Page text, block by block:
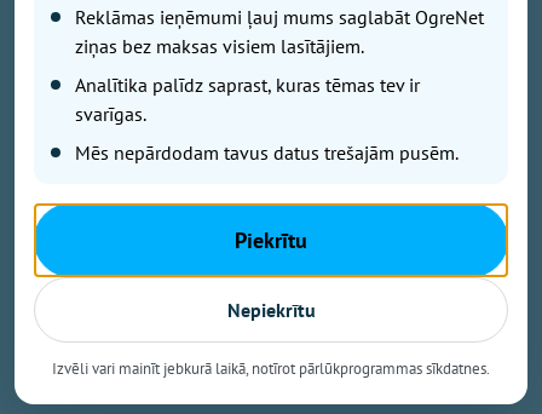
vietā starp Latvijas zaļākajiem pagastiem - šeit
bioloģiski tiek apsaimniekoti 73,4 % no visas
lauksaimniecībā izmantojamās zemes. Tas ir vairāk
nekā trīsarpus reizes virs valsts vidējā rādītāja un
vienīgais Ogres novada pagasts, kas iekļuvis
prestižajā BIO TOP 10 sarakstā pēc bioloģiski
īpatsvara. Šāds sasniegums apliecina, ka Mazozolu
pusē bioloģiskā saimniekošana kļuvusi par
dominējošo lauksaimniecības praksi – gandrīz trīs
ceturtdaļās lauku netiek izmantoti minerālmēsli un
sintētiskie pesticīdi, kas nāk par labu gan videi, gan
Reklāmas ieņēmumi ļauj mums saglabāt OgreNet
ziņas bez maksas visiem lasītājiem.
Analītika palīdz saprast, kuras tēmas tev ir
svarīgas.
Mēs nepārdodam tavus datus trešajām pusēm.
Piekrītu
Nepiekrītu
Izvēli vari mainīt jebkurā laikā, notīrot pārlūkprogrammas sīkdatnes.